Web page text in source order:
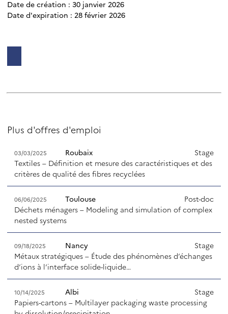
Date de création : 30 janvier 2026
Date d'expiration : 28 février 2026
Plus d'offres d'emploi
03/03/2025
Textiles – Définition et mesure des caractéristiques et des
critères de qualité des fibres recyclées
Stage
Roubaix
06/06/2025
Déchets ménagers – Modeling and simulation of complex
nested systems
Post-doc
Toulouse
09/18/2025
Métaux stratégiques – Étude des phénomènes d’échanges
d’ions à l’interface solide-liquide…
Stage
Nancy
10/14/2025
Papiers-cartons – Multilayer packaging waste processing
Stage
Albi